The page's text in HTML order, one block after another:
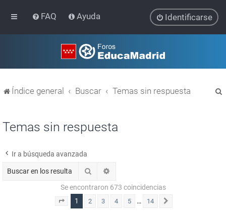
FAQ Ayuda Identificarse
Índice general Buscar Temas sin respuesta
Temas sin respuesta
Ir a búsqueda avanzada
Buscar
Se encontraron 673 coincidencias
Página 1de 14
1 2 3 4 5 … 14